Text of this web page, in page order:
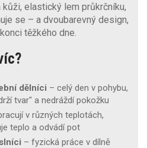
kůži, elastický lem průkrčníku,
se – a dvoubarevný design,
těžkého dne.
dělníci – celý den v pohybu,
tvar" a nedráždí pokožku
v různých teplotách,
teplo a odvádí pot
– fyzická práce v dílně